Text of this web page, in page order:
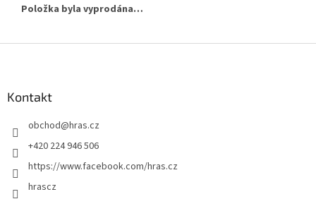
Položka byla vyprodána…
Kontakt
obchod@hras.cz
+420 224 946 506
https://www.facebook.com/hras.cz
hrascz